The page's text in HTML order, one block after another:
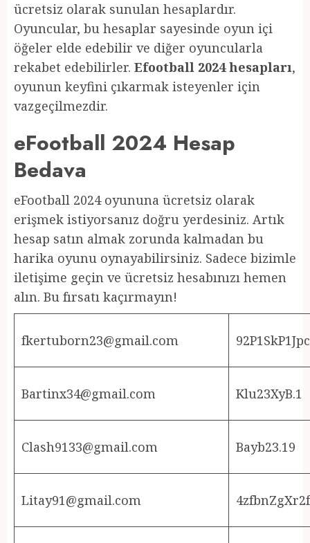
ücretsiz olarak sunulan hesaplardır.
Oyuncular, bu hesaplar sayesinde oyun içi
öğeler elde edebilir ve diğer oyuncularla
rekabet edebilirler. Efootball 2024 hesapları,
oyunun keyfini çıkarmak isteyenler için
vazgeçilmezdir.
eFootball 2024 Hesap
Bedava
eFootball 2024 oyununa ücretsiz olarak
erişmek istiyorsanız doğru yerdesiniz. Artık
hesap satın almak zorunda kalmadan bu
harika oyunu oynayabilirsiniz. Sadece bizimle
iletişime geçin ve ücretsiz hesabınızı hemen
alın. Bu fırsatı kaçırmayın!
fkertuborn23@gmail.com 92P1SkP1Jpc
Bartinx34@gmail.com Klu23XyB.1
Clash9133@gmail.com Bayb23.19
Litay91@gmail.com